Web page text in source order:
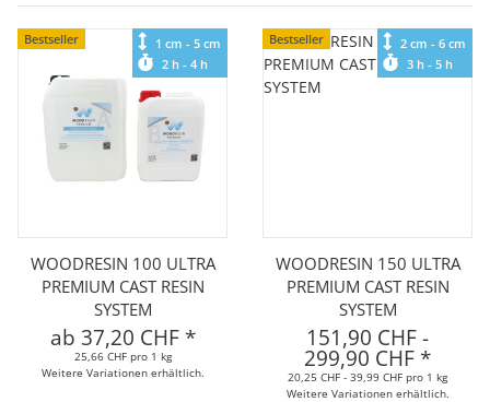
Bestseller
1 cm - 5 cm
2 h - 4 h
WOODRESIN 100 ULTRA
PREMIUM CAST RESIN
SYSTEM
ab 37,20 CHF *
25,66 CHF pro 1 kg
Weitere Variationen erhältlich.
Bestseller
2 cm - 6 cm
3 h - 5 h
WOODRESIN 150 ULTRA
PREMIUM CAST RESIN
SYSTEM
151,90 CHF-
299,90 CHF *
20,25 CHF - 39,99 CHF pro 1 kg
Weitere Variationen erhältlich.